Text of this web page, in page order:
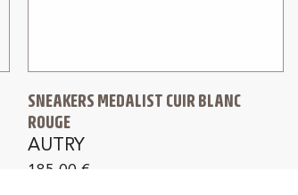
SNEAKERS MEDALIST CUIR BLANC
ROUGE
AUTRY
185,00 €